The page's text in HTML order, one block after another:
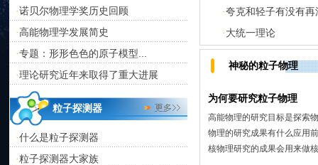
·诺贝尔物理学奖历史回顾
·高能物理学发展简史
·专题：形形色色的原子模型...
·理论研究近年来取得了重大进展
粒子探测器
·什么是粒子探测器
·粒子探测器大家族
·夸克和轻子有没有
· 大统一理论
神秘的粒子物理
为何要研究粒子物理
高能物理的研究目标是探索
物理的研究成果有什么应用
核物理研究的成果会用来做